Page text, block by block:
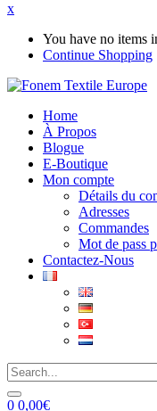
x
You have no items
Continue Shopping
Home
À Propos
Blogue
E-Boutique
Mon compte
Détails du
Adresses
Commandes
Mot de pass
Contactez-Nous
0 0,00€